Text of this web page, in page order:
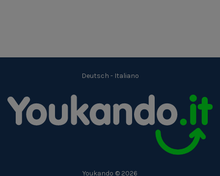
Deutsch - Italiano
Youkando © 2026